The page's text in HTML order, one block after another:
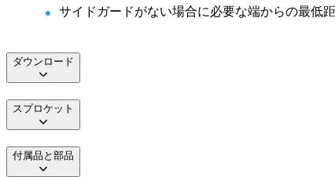
サイドガードがない場合に必要な端からの最低距
ダウンロード
スプロケット
付属品と部品